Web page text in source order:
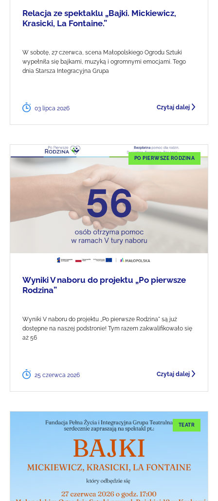
Relacja ze spektaklu „Bajki. Mickiewicz,
Krasicki, La Fontaine.”
W sobotę, 27 czerwca, scena Małopolskiego Ogrodu Sztuki
wypełniła się bajkami, muzyką i ogromnymi emocjami. Tego
dnia Starsza Integracyjna Grupa
03 lipca 2026 Czytaj dalej
PO PIERWSZE RODZINA
Wyniki V naboru do projektu „Po pierwsze
Rodzina”
Wyniki V naboru do projektu „Po pierwsze Rodzina" są już
dostępne na naszej podstronie! Tym razem zakwalifikowało się
aż 56
25 czerwca 2026 Czytaj dalej
TEATR